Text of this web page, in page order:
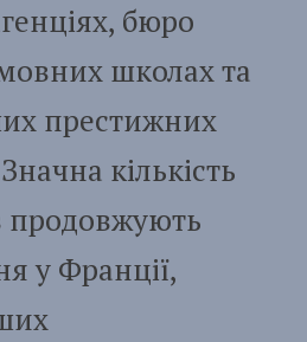
бюро
школах та
престижних
кількість
продовжують
у Франції,